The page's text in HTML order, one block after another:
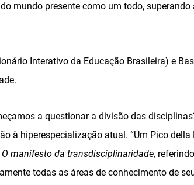
mundo presente como um todo,
Interativo da Educação Brasileira) e
a questionar a divisão das
à hiperespecialização atual. “Um Pico
O manifesto da transdisciplinaridade,
todas as áreas de conhecimento de